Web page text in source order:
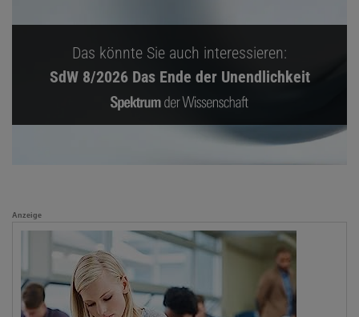
Das könnte Sie auch interessieren:
SdW 8/2026 Das Ende der Unendlichkeit
Anzeige